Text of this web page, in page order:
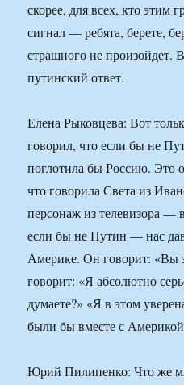
скорее, для всех, кто этим
сигнал — ребята, берете,
страшного не произойдет.
путинский ответ.
Елена Рыковцева: Вот
говорил, что если бы не
поглотила бы Россию. Это
что говорила Света из
персонаж из телевизора —
если бы не Путин — нас
Америке. Он говорит: «Вы
говорит: «Я абсолютно
думаете?» «Я в этом
были бы вместе с
Юрий Пилипенко: Что же